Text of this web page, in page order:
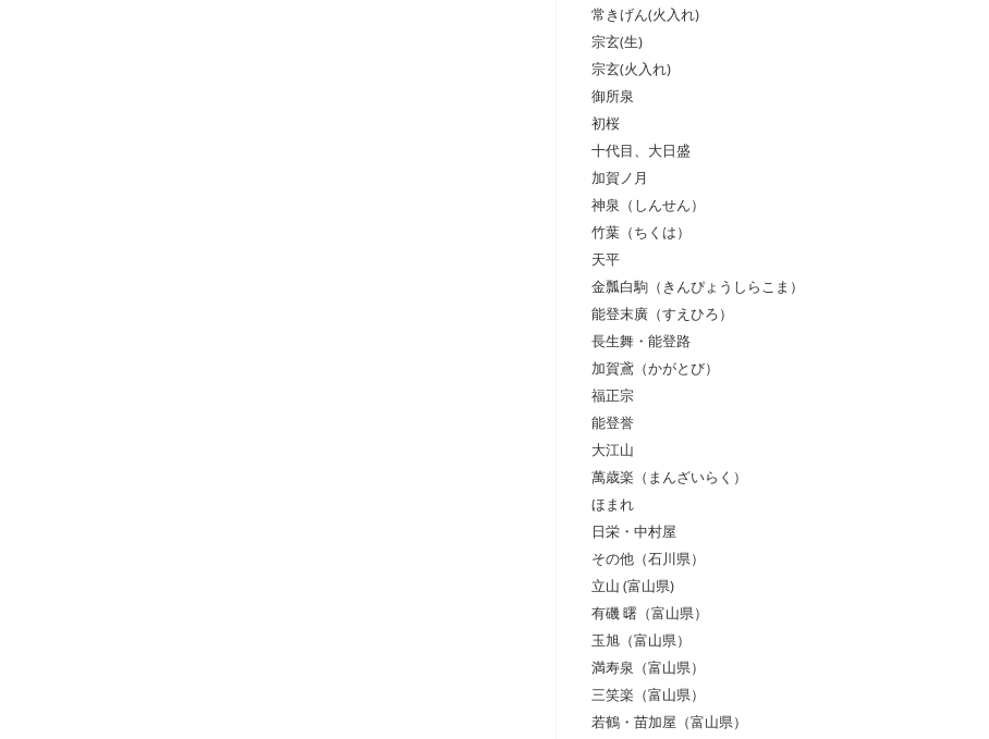
常きげん(火入れ)
宗玄(生)
宗玄(火入れ)
御所泉
初桜
十代目、大日盛
加賀ノ月
神泉（しんせん）
竹葉（ちくは）
天平
金瓢白駒（きんぴょうしらこま）
能登末廣（すえひろ）
長生舞・能登路
加賀鳶（かがとび）
福正宗
能登誉
大江山
萬歳楽（まんざいらく）
ほまれ
日栄・中村屋
その他（石川県）
立山 (富山県)
有磯 曙（富山県）
玉旭（富山県）
満寿泉（富山県）
三笑楽（富山県）
若鶴・苗加屋（富山県）